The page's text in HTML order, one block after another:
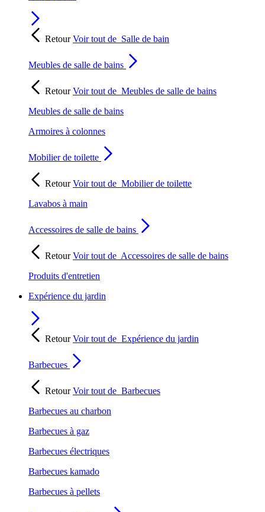
RetourVoir tout de Salle de bain
Meubles de salle de bains
RetourVoir tout de Meubles de salle de bains
Meubles de salle de bains
Armoires à colonnes
Mobilier de toilette
RetourVoir tout de Mobilier de toilette
Lavabos à main
Accessoires de salle de bains
RetourVoir tout de Accessoires de salle de bains
Produits d'entretien
Expérience du jardin
RetourVoir tout de Expérience du jardin
Barbecues
RetourVoir tout de Barbecues
Barbecues au charbon
Barbecues à gaz
Barbecues électriques
Barbecues kamado
Barbecues à pellets